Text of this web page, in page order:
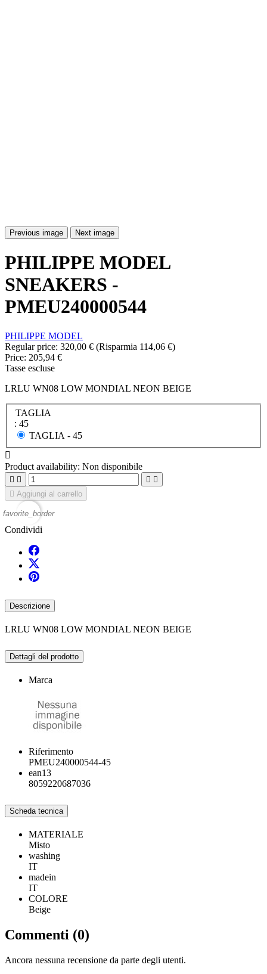
Previous image Next image
PHILIPPE MODEL
SNEAKERS -
PMEU240000544
PHILIPPE MODEL
Regular price: 320,00 € (Risparmia 114,06 €)
Price: 205,94 €
Tasse escluse
LRLU WN08 LOW MONDIAL NEON BEIGE
TAGLIA
: 45
TAGLIA - 45

Product availability: Non disponibile
   
 Aggiungi al carrello
favorite_border
Condividi
Descrizione
LRLU WN08 LOW MONDIAL NEON BEIGE
Dettagli del prodotto
Marca
Riferimento
PMEU240000544-45
ean13
8059220687036
Scheda tecnica
MATERIALE
Misto
washing
IT
madein
IT
COLORE
Beige
Commenti (0)
Ancora nessuna recensione da parte degli utenti.